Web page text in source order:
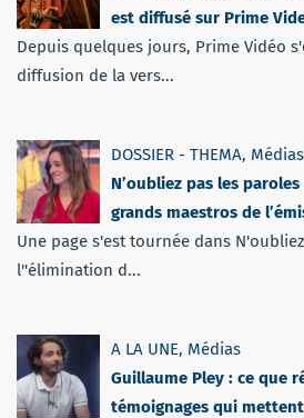
est diffusé sur Prime
Depuis quelques jours, Prime Vidéo
diffusion de la vers...
DOSSIER - THEMA, Médias
N’oubliez pas les
grands maestros de
Une page s'est tournée dans
l''élimination d...
A LA UNE, Médias
Guillaume Pley : ce que
témoignages qui